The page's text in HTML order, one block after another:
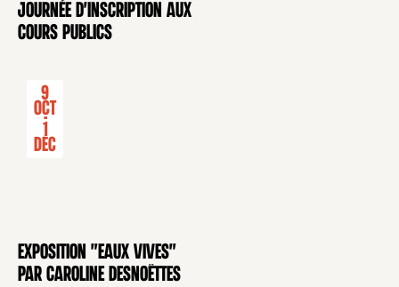
CONFÉRENCE
Journée d'inscription aux
cours publics
EXPOSITION
9
Oct
-
1
Déc
Exposition "Eaux Vives"
par Caroline Desnoëttes